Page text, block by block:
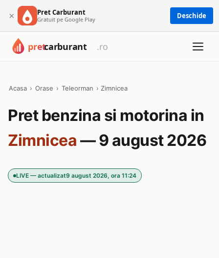
× Pret Carburant
Gratuit pe Google Play Deschide
Acasa › Orase › Teleorman › Zimnicea
Pret benzina si motorina in
Zimnicea — 9 august 2026
LIVE — actualizat9 august 2026, ora 11:24